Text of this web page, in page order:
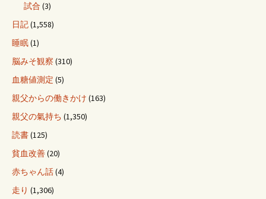
試合 (3)
日記(1,558)
睡眠(1)
脳みそ観察 (310)
血糖値測定 (5)
親父からの働きかけ (163)
親父の氣持ち (1,350)
読書(125)
貧血改善(20)
赤ちゃん話(4)
走り (1,306)